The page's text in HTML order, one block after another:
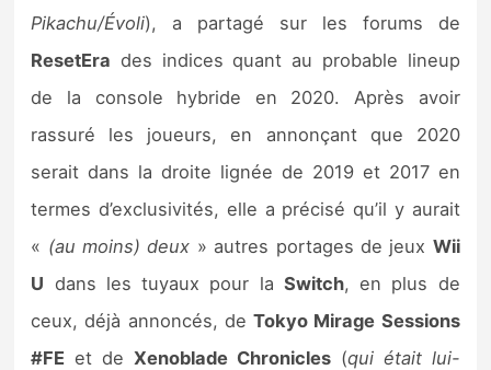
Autres tests
Previews
Précommandes
Précommandes jeux Switch 2
Bons plans
Pikachu/Évoli), a partagé sur les forums de
ResetEra des indices quant au probable lineup
de la console hybride en 2020. Après avoir
rassuré les joueurs, en annonçant que 2020
serait dans la droite lignée de 2019 et 2017 en
termes d’exclusivités, elle a précisé qu’il y aurait
« (au moins) deux » autres portages de jeux Wii
U dans les tuyaux pour la Switch, en plus de
ceux, déjà annoncés, deTokyo Mirage Sessions
#FE et deXenoblade Chronicles(qui était lui-